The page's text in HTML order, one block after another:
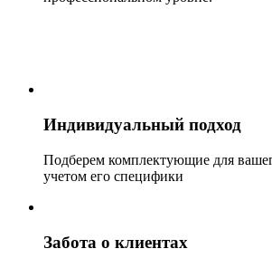
Индивидуальный подход
Подберем комплектующие для
учетом его специфики
Забота о клиентах